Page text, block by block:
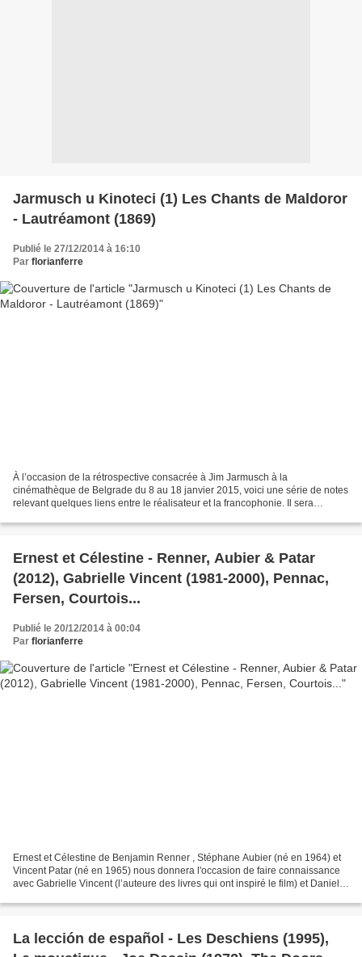
Jarmusch u Kinoteci (1) Les Chants de Maldoror
- Lautréamont (1869)
Publié le 27/12/2014 à 16:10
Par florianferre
À l’occasion de la rétrospective consacrée à Jim Jarmusch à la
cinémathèque de Belgrade du 8 au 18 janvier 2015, voici une série de notes
relevant quelques liens entre le réalisateur et la francophonie. Il sera
Ernest et Célestine - Renner, Aubier & Patar
(2012), Gabrielle Vincent (1981-2000), Pennac,
Fersen, Courtois...
Publié le 20/12/2014 à 00:04
Par florianferre
Ernest et Célestine de Benjamin Renner , Stéphane Aubier (né en 1964) et
Vincent Patar (né en 1965) nous donnera l'occasion de faire connaissance
avec Gabrielle Vincent (l’auteure des livres qui ont inspiré le film) et Daniel
La lección de español - Les Deschiens (1995),